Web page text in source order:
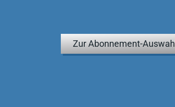
frühzeitig mit der
ohne Bedenken für sein
Zur Abonnement-Auswahl